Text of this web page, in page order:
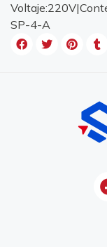
SP-4-A